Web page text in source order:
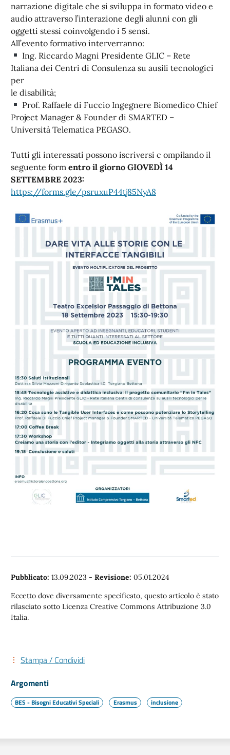
narrazione digitale che si sviluppa in formato video e
audio attraverso l’interazione degli alunni con gli
oggetti stessi coinvolgendo i 5 sensi.
All’evento formativo interverranno:
Ing. Riccardo Magni Presidente GLIC – Rete
Italiana dei Centri di Consulenza su ausili tecnologici
per
le disabilità;
Prof. Raffaele di Fuccio Ingegnere Biomedico Chief
Project Manager & Founder di SMARTED –
Università Telematica PEGASO.
Tutti gli interessati possono iscriversi c ompilando il
seguente form entro il giorno GIOVEDÌ 14
SETTEMBRE 2023:
https://forms.gle/psruxuP44tj85NyA8
Pubblicato: 13.09.2023 - Revisione: 05.01.2024
Eccetto dove diversamente specificato, questo articolo è stato
rilasciato sotto Licenza Creative Commons Attribuzione 3.0
Italia.
Stampa / Condividi
Argomenti
BES - Bisogni Educativi Speciali Erasmus inclusione